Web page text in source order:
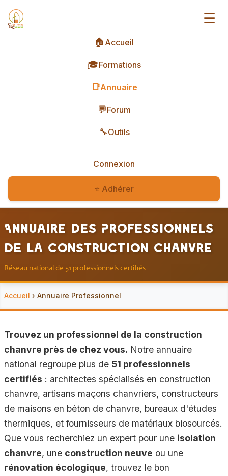
☰
🏠 Accueil
🎓Formations
📑Annuaire
💬Forum
🔧Outils
Connexion
⭐ Adhérer
Annuaire des Professionnels
de la Construction Chanvre
Réseau national de 51 professionnels certifiés
Accueil › Annuaire Professionnel
Trouvez un professionnel de la construction
chanvre près de chez vous. Notre annuaire
national regroupe plus de 51 professionnels
certifiés : architectes spécialisés en construction
chanvre, artisans maçons chanvriers, constructeurs
de maisons en béton de chanvre, bureaux d'études
thermiques, et fournisseurs de matériaux biosourcés.
Que vous recherchiez un expert pour une isolation
chanvre, une construction neuve ou une
rénovation écologique, trouvez le bon